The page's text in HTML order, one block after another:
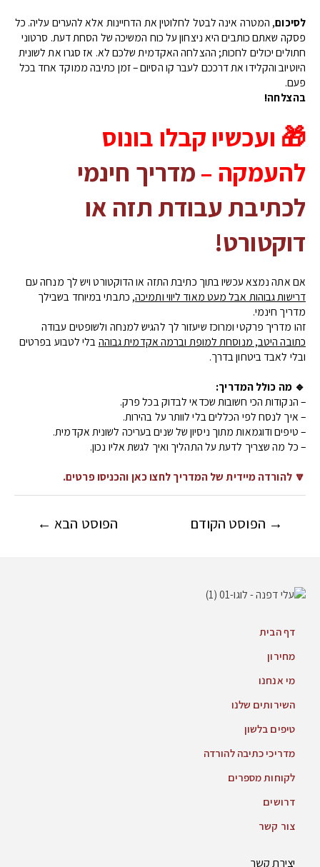
לסיכום, המטרה אינה לבטל לחלוטין את הדחיינות אלא להערים עליה. כל
פסקה שאתם כותבים היא ניצחון על כוח המשיכה של הסחת דעת. סרטוני
חתולים יכולים לחכות; ההצלחה האקדמית שלכם לא. אז סגרו את לשונית
היוטיוב והקלידו את דרככם לעבר קו הסיום – זמן כתיבה ממוקד אחד בכל
פעם.
בהצלחה!
🎁 ועכשיו קבלו בונוס
להעמקה –מדריך חינמי
לכתיבת עבודת תזה או
דוקטורט!
אם אתה נמצא עכשיו בתוך כתיבת התזה או הדוקטורט ויש לך מנחה עם
דרישות גבוהות אבל מעט מאוד ליווי ותמיכה, כתבתי במיוחד בשבילך
מדריך חינמי.
זהו מדריך פרקטי ומרוכז שיעזור לך להגיש למנחה ולשופטים עבודה
כתובה היטב, מנוסחת למופת וברמה אקדמית גבוהה בלי לטבוע בפרטים
ובלי לאבד ביטחון בדרך.
🔹 מה כולל המדריך:
– הנקודות הכי חשובות שכדאי לבדוק בכל פרק.
– איך לנסח לפי הכללים בלי לוותר על בהירות.
– טיפים ודוגמאות מתוך ניסיון של שנים בעריכה לשונית אקדמית.
– כל מה שצריך לדעת על התהליך ואיך לגשת אליו נכון.
🔽 להורדה מיידית של המדריך לחצו כאן והכניסו פרטים.
→ הפוסט הקודם הפוסט הבא ←
דף הבית
מחירון
מי אנחנו
השירותים שלנו
טיפים בלשון
מדריכי כתיבה להורדה
לקוחות מספרים
דרושים
צור קשר
יצירת קשר